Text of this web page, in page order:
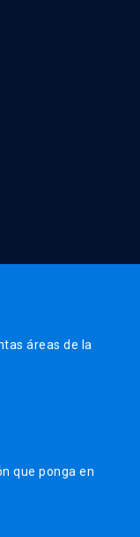
áreas de la
que ponga en